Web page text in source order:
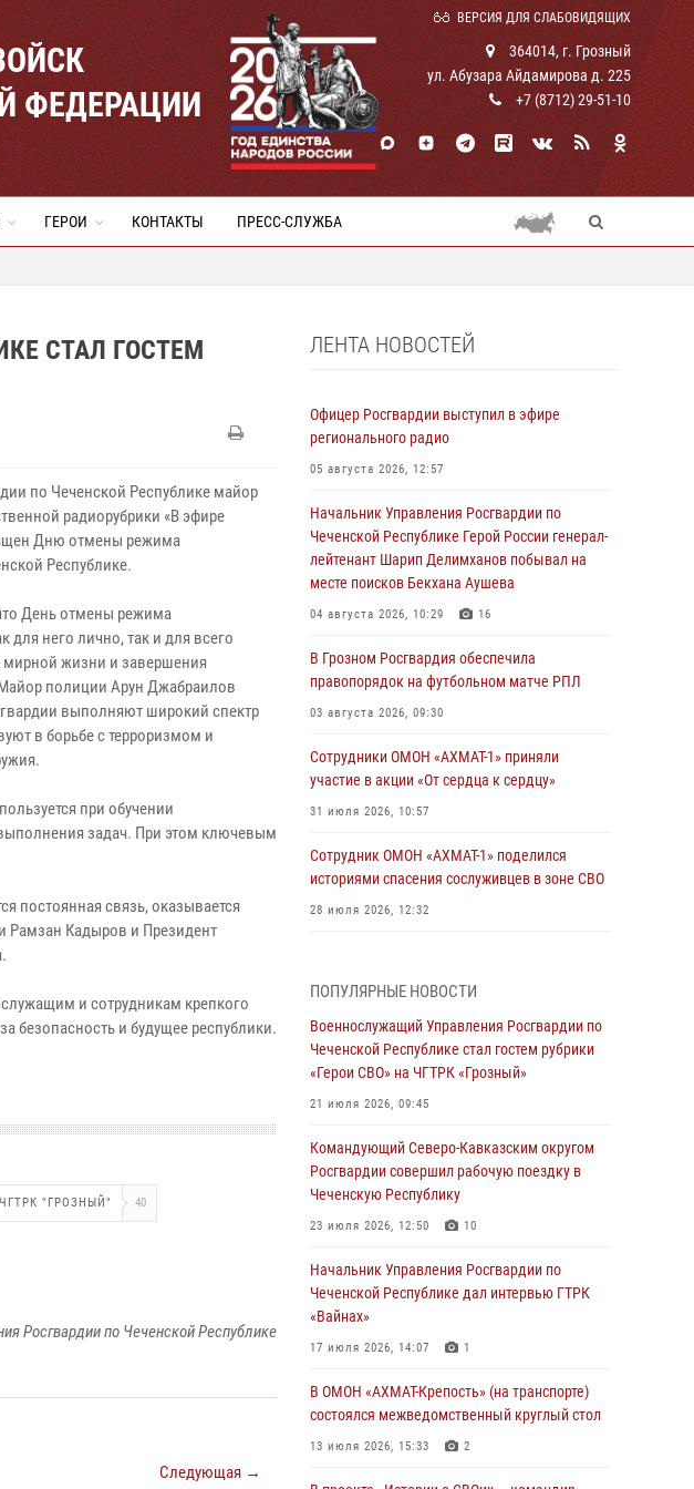
ВЕРСИЯ ДЛЯ СЛАБОВИДЯЩИХ
ФЕДЕРАЦИИ
364014, г. Грозный
ул. Абузара Айдамирова д. 225
+7 (8712) 29-51-10
ГЕРОИ КОНТАКТЫ ПРЕСС-СЛУЖБА
СТАЛ ГОСТЕМ
по Чеченской Республике майор
радиорубрики «В эфире
Дню отмены режима
Республике.
День отмены режима
для него лично, так и для всего
мирной жизни и завершения
полиции Арун Джабраилов
выполняют широкий спектр
в борьбе с терроризмом и
при обучении
задач. При этом ключевым
постоянная связь, оказывается
Рамзан Кадыров и Президент
и сотрудникам крепкого
безопасность и будущее республики.
ЧГТРК "ГРОЗНЫЙ" 40
Росгвардии по Чеченской Республике
Следующая →
ЛЕНТА НОВОСТЕЙ
Офицер Росгвардии выступил в эфире
регионального радио
05 августа 2026, 12:57
Начальник Управления Росгвардии по
Чеченской Республике Герой России генерал-
лейтенант Шарип Делимханов побывал на
месте поисков Бекхана Аушева
04 августа 2026, 10:29 16
В Грозном Росгвардия обеспечила
правопорядок на футбольном матче РПЛ
03 августа 2026, 09:30
Сотрудники ОМОН «АХМАТ-1» приняли
участие в акции «От сердца к сердцу»
31 июля 2026, 10:57
Сотрудник ОМОН «АХМАТ-1» поделился
историями спасения сослуживцев в зоне СВО
28 июля 2026, 12:32
Чеченскую Республику
23 июля 2026, 12:50 10
Военнослужащий Управления Росгвардии по
Чеченской Республике стал гостем рубрики
21 июля 2026, 09:45
В ДНР росгвардейцы уничтожили около 80
вражеских беспилотников самолётного типа
В Грозном Росгвардия обеспечила
безопасность конно-спортивных
соревнований
Начальник Управления Росгвардии по
Чеченской Республике дал интервью ГТРК
ПОПУЛЯРНЫЕ НОВОСТИ
Военнослужащий Управления Росгвардии по
Чеченской Республике стал гостем рубрики
«Герои СВО» на ЧГТРК «Грозный»
21 июля 2026, 09:45
Командующий Северо-Кавказским округом
Росгвардии совершил рабочую поездку в
Чеченскую Республику
23 июля 2026, 12:50 10
Начальник Управления Росгвардии по
Чеченской Республике дал интервью ГТРК
«Вайнах»
17 июля 2026, 14:07 1
В ОМОН «АХМАТ-Крепость» (на транспорте)
состоялся межведомственный круглый стол
13 июля 2026, 15:33 2